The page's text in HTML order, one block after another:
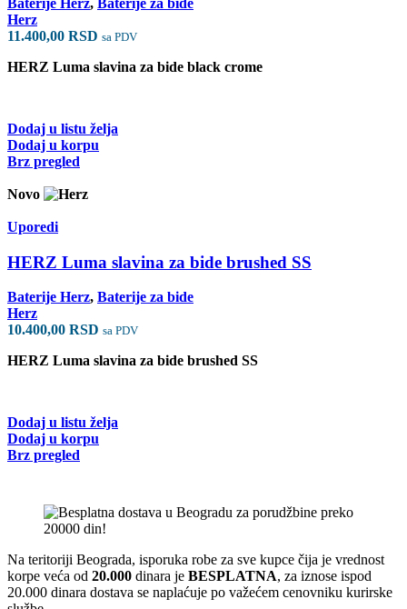
Baterije Herz, Baterije za bide
Herz
11.400,00 RSD sa PDV
HERZ Luma slavina za bide black crome
Dodaj u listu želja
Dodaj u korpu
Brz pregled
Novo
Uporedi
HERZ Luma slavina za bide brushed SS
Baterije Herz, Baterije za bide
Herz
10.400,00 RSD sa PDV
HERZ Luma slavina za bide brushed SS
Dodaj u listu želja
Dodaj u korpu
Brz pregled
Na teritoriji Beograda, isporuka robe za sve kupce čija je vrednost
korpe veća od 20.000 dinara je BESPLATNA, za iznose ispod
20.000 dinara dostava se naplaćuje po važećem cenovniku kurirske